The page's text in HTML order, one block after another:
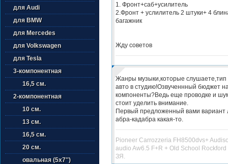
для Audi
для BMW
для Mercedes
для Volkswagen
для Tesla
3-компонентная
16,5 см.
2-компонентная
10 см.
13 см.
16,5 см.
20 см.
овальная (5х7'')
1. Фронт+саб+усилитель
2.Фронт + услилитель 2 штуки+ 4
багажник
Жду советов
Жанры музыки,которые слушаете,тип
авто в студию!Озвученнный бюджет
компоненты?Ведь еще проводке и
стоит уделить внимание.
Первый предложенный вами вариант
абра-кадабра какая-то.
Pioneer Carrozzeria FH8500dvs+
audio Aw6.5 F+R + Old School
ЗЯ.